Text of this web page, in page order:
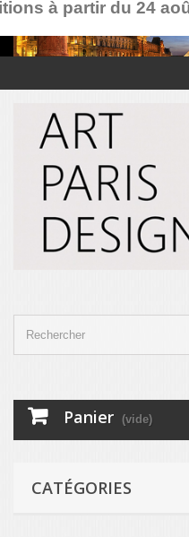
à partir du 24 août
Panier (vide)
CATÉGORIES